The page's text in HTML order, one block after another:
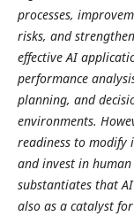
processes,
risks, and
effective AI
performance
planning, and
environments.
readiness to modify
and invest in
substantiates that
also as a catalyst